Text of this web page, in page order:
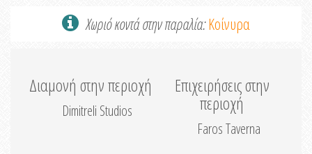
Χωριό κοντά στην παραλία:Κοίνυρα
Διαμονή στην περιοχή
Dimitreli Studios
Επιχειρήσεις στην
περιοχή
Faros Taverna